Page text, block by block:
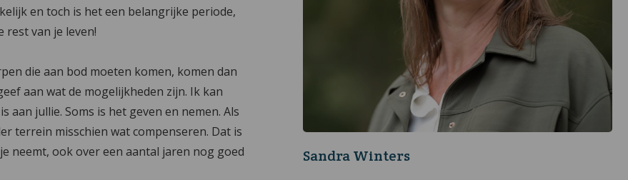
en toch is het een belangrijke periode,
rest van je leven!
die aan bod moeten komen, komen dan
aan wat de mogelijkheden zijn. Ik kan
aan jullie. Soms is het geven en nemen. Als
terrein misschien wat compenseren. Dat is
neemt, ook over een aantal jaren nog goed
Sandra Winters